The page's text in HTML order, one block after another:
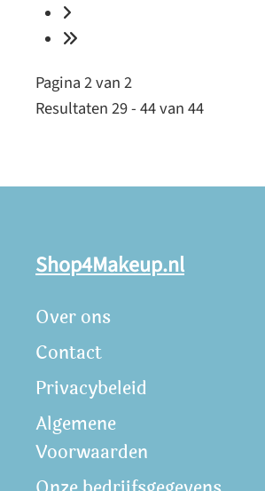
Pagina 2 van 2
Resultaten 29 - 44 van 44
Shop4Makeup.nl
Over ons
Contact
Privacybeleid
Algemene
Voorwaarden